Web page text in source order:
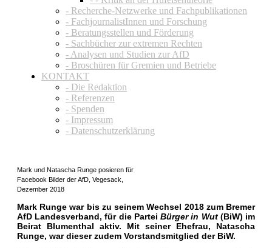
- Recherche-Netzwerke und Fachpublikationen
- FachjournalistInnen und Forschung
- Beratungsstellen und Förderung
- Sachbücher zur extremen Rechten
- Analysen und Studien zur AfD
- Broschüren für Gremien und Betriebe
KONTAKT
- Die Redaktion
- Referenzen
- Spenden
- Impressum
- Datenschutzerklärung
Mark und Natascha Runge posieren für
Facebook Bilder der AfD, Vegesack,
Dezember 2018
Mark Runge war bis zu seinem Wechsel 2018 zum Bremer
AfD Landesverband, für die ParteiBürger in Wut(BiW) im
Beirat Blumenthal aktiv. Mit seiner Ehefrau, Natascha
Runge, war dieser zudem Vorstandsmitglied der BiW.